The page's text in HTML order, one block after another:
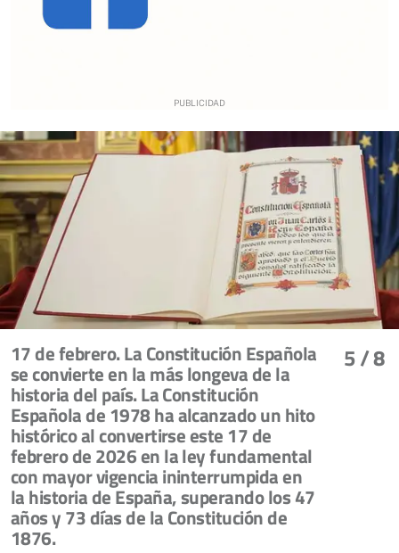
5/ 8
17 de febrero. La Constitución Española
se convierte en la más longeva de la
historia del país. La Constitución
Española de 1978 ha alcanzado un hito
histórico al convertirse este 17 de
febrero de 2026 en la ley fundamental
con mayor vigencia ininterrumpida en
la historia de España, superando los 47
años y 73 días de la Constitución de
1876.